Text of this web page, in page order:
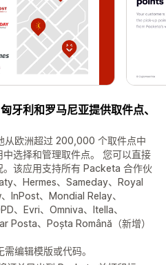
牙利和罗马尼亚提供取件点、
从欧洲超过 200,000 个取件点中
选择和管理取件点。 您可以直接
该应用支持所有 Packeta 合作伙
、Hermes、Sameday、Royal
InPost、Mondial Relay、
、Evri、Omniva、Itella、
Posta、Poșta Română（新增）
编辑模版或代码。